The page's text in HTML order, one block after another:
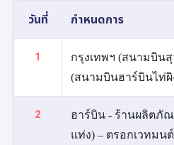
วันที่ กำหนดการ
1
กรุงเทพฯ (สนามบินสุ
(สนามบินฮาร์บินไท่ผิง
2
ฮาร์บิน - ร้านผลิตภั
แท่ง) – ตรอกเวทมน